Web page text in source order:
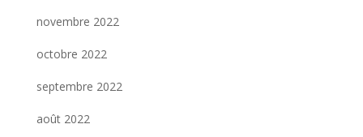
novembre 2022
octobre 2022
septembre 2022
août 2022